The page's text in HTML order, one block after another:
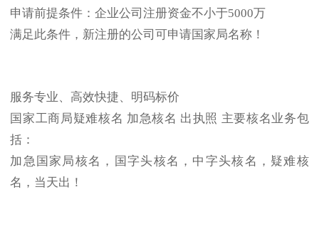
申请前提条件：企业公司注册资金不小于5000万
满足此条件，新注册的公司可申请国家局名称！
服务专业、高效快捷、明码标价
国家工商局疑难核名 加急核名 出执照 主要核名业务包
括：
加急国家局核名，国字头核名，中字头核名，疑难核
名，当天出！